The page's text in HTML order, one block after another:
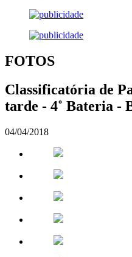
FOTOS
Classificatória de
tarde - 4˚ Bateria -
04/04/2018